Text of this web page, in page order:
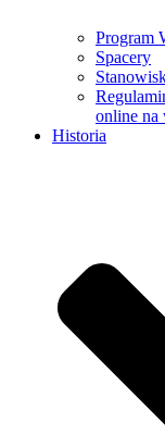
Program
Spacery
online na
Historia